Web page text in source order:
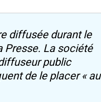
diffusée durant le
Presse. La société
public
de le placer « au